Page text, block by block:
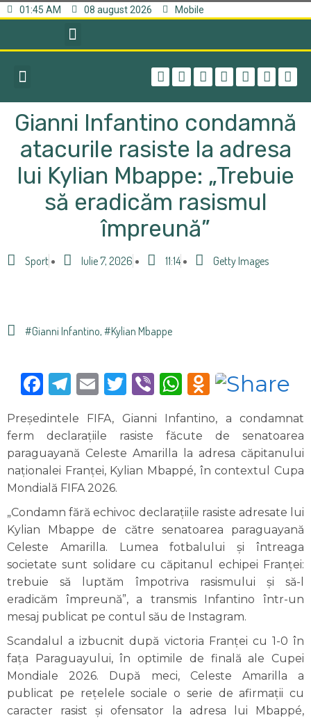
01:45 AM 08 august 2026 Mobile
Gianni Infantino condamnă
atacurile rasiste la adresa
lui Kylian Mbappe: „Trebuie
să eradicăm rasismul
împreună”
Sport Iulie 7, 2026 11:14 Getty Images
#Gianni Infantino, #Kylian Mbappe
Facebook
Telegram
EmailTwitter
ViberWhatsApp
Președintele FIFA, Gianni Infantino, a condamnat
ferm declarațiile rasiste făcute de senatoarea
paraguayană Celeste Amarilla la adresa căpitanului
naționalei Franței, Kylian Mbappé, în contextul Cupa
Mondială FIFA 2026.
„Condamn fără echivoc declarațiile rasiste adresate lui
Kylian Mbappe de către senatoarea paraguayană
Celeste Amarilla. Lumea fotbalului și întreaga
societate sunt solidare cu căpitanul echipei Franței:
trebuie să luptăm împotriva rasismului și să-l
eradicăm împreună”, a transmis Infantino într-un
mesaj publicat pe contul său de Instagram.
Scandalul a izbucnit după victoria Franței cu 1-0 în
fața Paraguayului, în optimile de finală ale Cupei
Mondiale 2026. După meci, Celeste Amarilla a
publicat pe rețelele sociale o serie de afirmații cu
caracter rasist și ofensator la adresa lui Mbappé,